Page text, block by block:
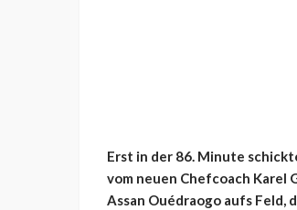
Erst in der 86. Minute
vom neuen Chefcoach Karel
Assan Ouédraogo aufs Feld,